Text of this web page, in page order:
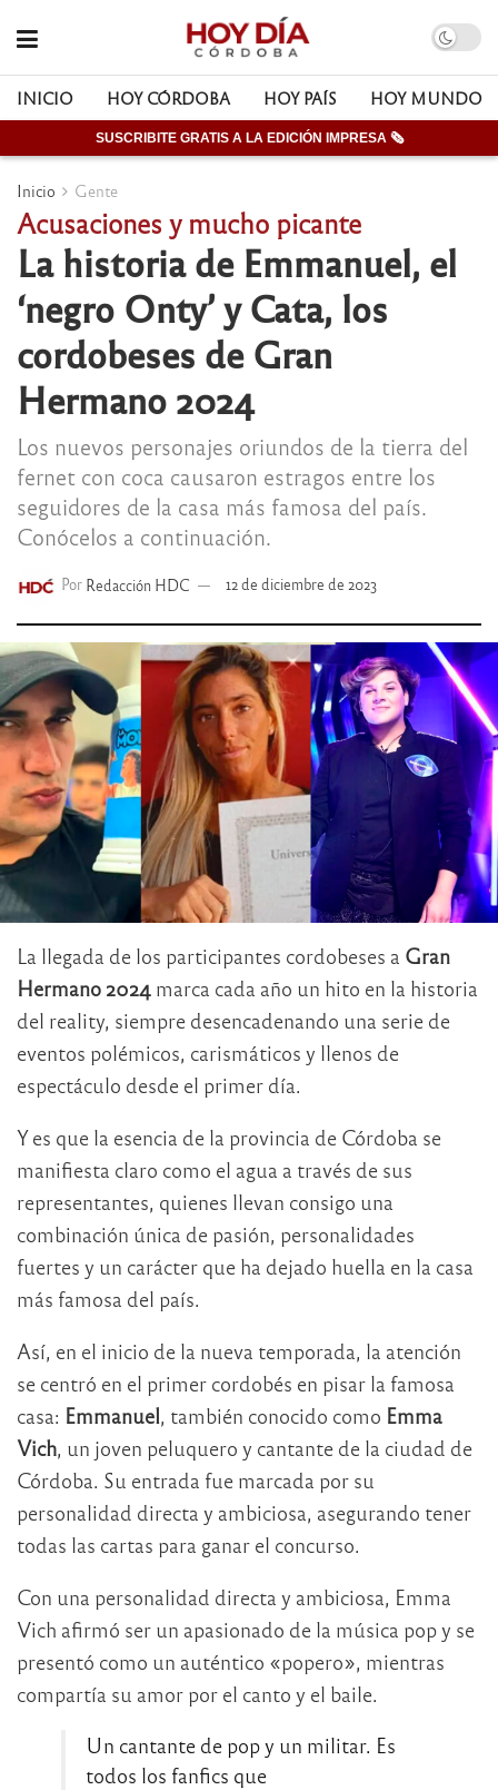
INICIO HOY CÓRDOBA HOY PAÍS HOY MUNDO
SUSCRIBITE GRATIS A LA EDICIÓN IMPRESA 🗞
Inicio Gente
Acusaciones y mucho picante
La historia de Emmanuel, el
‘negro Onty’ y Cata, los
cordobeses de Gran
Hermano 2024
Los nuevos personajes oriundos de la tierra del
fernet con coca causaron estragos entre los
seguidores de la casa más famosa del país.
Conócelos a continuación.
Por Redacción HDC 12 de diciembre de 2023
La llegada de los participantes cordobeses a Gran
Hermano 2024 marca cada año un hito en la historia
del reality, siempre desencadenando una serie de
eventos polémicos, carismáticos y llenos de
espectáculo desde el primer día.
Y es que la esencia de la provincia de Córdoba se
manifiesta claro como el agua a través de sus
representantes, quienes llevan consigo una
combinación única de pasión, personalidades
fuertes y un carácter que ha dejado huella en la casa
más famosa del país.
Así, en el inicio de la nueva temporada, la atención
se centró en el primer cordobés en pisar la famosa
casa: Emmanuel, también conocido como Emma
Vich, un joven peluquero y cantante de la ciudad de
Córdoba. Su entrada fue marcada por su
personalidad directa y ambiciosa, asegurando tener
todas las cartas para ganar el concurso.
Con una personalidad directa y ambiciosa, Emma
Vich afirmó ser un apasionado de la música pop y se
presentó como un auténtico «popero», mientras
compartía su amor por el canto y el baile.
Un cantante de pop y un militar. Es
todos los fanfics que